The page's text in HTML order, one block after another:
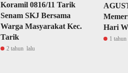
Koramil 0816/11 Tarik
Senam SKJ Bersama
Warga Masyarakat Kec.
Tarik
2 tahun lalu
Hari
1